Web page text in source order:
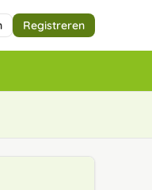
Registreren